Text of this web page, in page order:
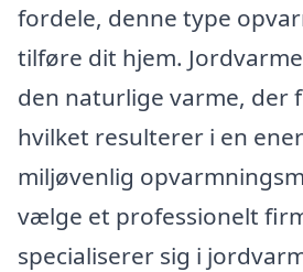
fordele, denne type
tilføre dit hjem.
den naturlige varme, der
hvilket resulterer i en
miljøvenlig
vælge et professionelt
specialiserer sig i